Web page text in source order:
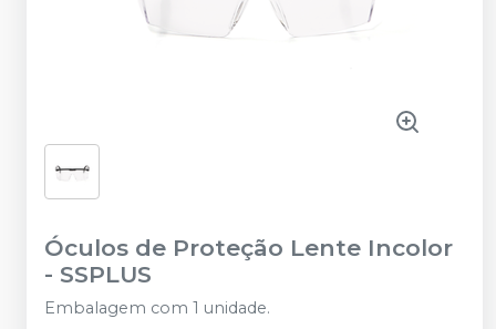
Óculos de Proteção Lente Incolor
- SSPLUS
Embalagem com 1 unidade.